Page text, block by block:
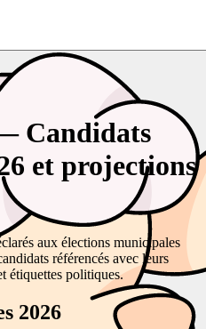
Candidats
et projections
aux élections municipales
référencés avec leurs
étiquettes politiques.
2026